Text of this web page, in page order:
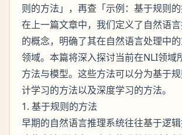
则的方法」，再查「示例：基于规则的
在上一篇文章中，我们定义了自然语言
的概念，明确了其在自然语言处理中
领域。本篇将深入探讨当前在NLI领域
方法与模型。这些方法可以分为基于
计学习的方法以及深度学习的方法。
1. 基于规则的方法
早期的自然语言推理系统往往基于逻辑